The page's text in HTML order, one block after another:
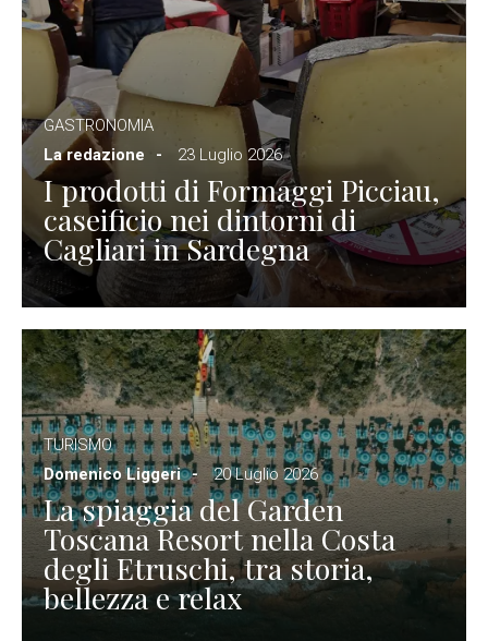
GASTRONOMIA
La redazione
23 Luglio 2026
I prodotti di Formaggi Picciau,
caseificio nei dintorni di
Cagliari in Sardegna
TURISMO
Domenico Liggeri
20 Luglio 2026
La spiaggia del Garden
Toscana Resort nella Costa
degli Etruschi, tra storia,
bellezza e relax